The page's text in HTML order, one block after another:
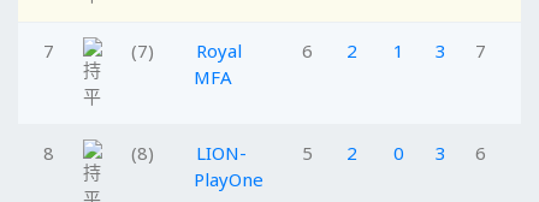
7 (7)
Royal
MFA
6 2 1 3 7
8 (8)
LION-
PlayOne
5 2 0 3 6